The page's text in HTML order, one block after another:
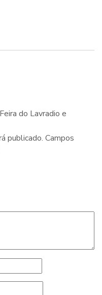
do Lavradio e
publicado. Campos